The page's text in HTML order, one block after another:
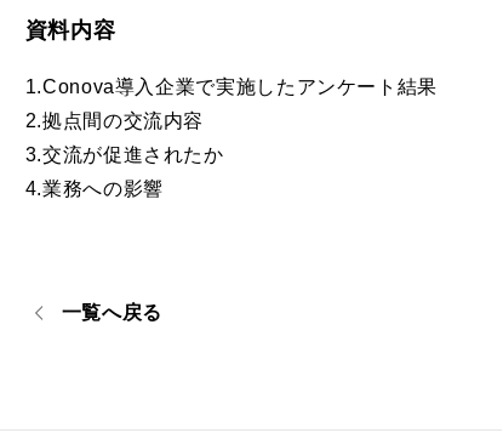
資料内容
1.Conova導入企業で実施したアンケート結果
2.拠点間の交流内容
3.交流が促進されたか
4.業務への影響
一覧へ戻る